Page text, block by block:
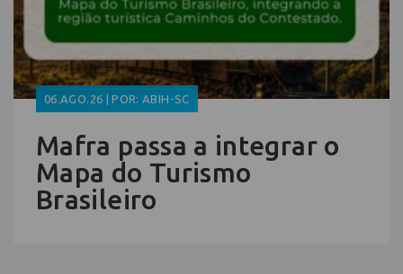
06.AGO.26 | POR: ABIH-SC
Mafra passa a integrar o
Mapa do Turismo
Brasileiro